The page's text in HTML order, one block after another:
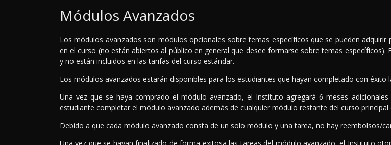
Módulos Avanzados
Los módulos avanzados son módulos opcionales sobre temas específicos que se pueden
en el curso (no están abiertos al público en general que desee formarse sobre temas
y no están incluidos en las tarifas del curso estándar.
Los módulos avanzados estarán disponibles para los estudiantes que hayan completado con éxito
Una vez que se haya comprado el módulo avanzado, el Instituto agregará 6 meses
estudiante completar el módulo avanzado además de cualquier módulo restante del curso
Debido a que cada módulo avanzado consta de un solo módulo y una tarea, no hay reembolsos/
Una vez que se hayan finalizado de forma exitosa las tareas del módulo avanzado, el Instituto